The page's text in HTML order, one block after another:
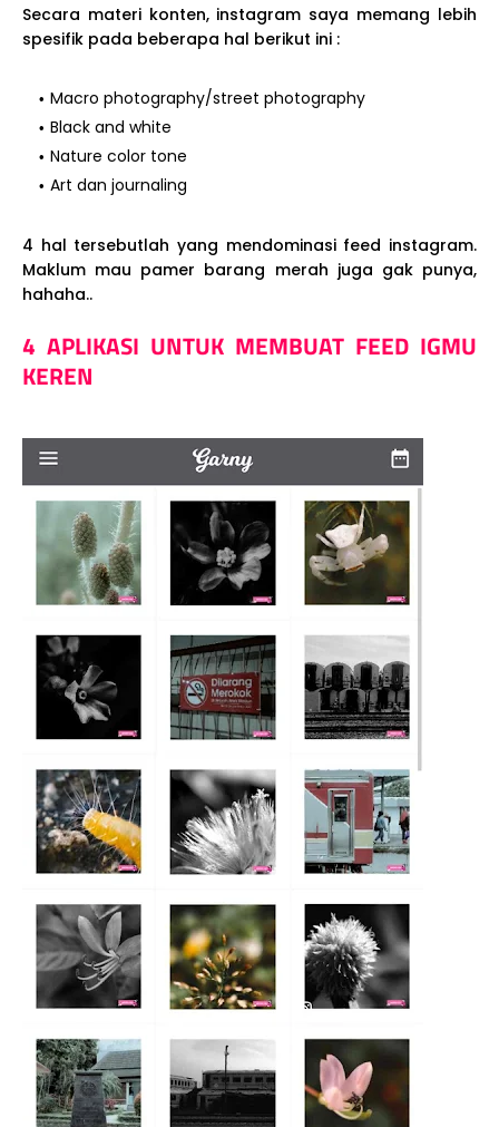
Secara materi konten, instagram saya memang lebih
spesifik pada beberapa hal berikut ini :
Macro photography/street photography
Black and white
Nature color tone
Art dan journaling
4 hal tersebutlah yang mendominasi feed instagram.
Maklum mau pamer barang merah juga gak punya,
hahaha..
4 APLIKASI UNTUK MEMBUAT FEED IGMU
KEREN